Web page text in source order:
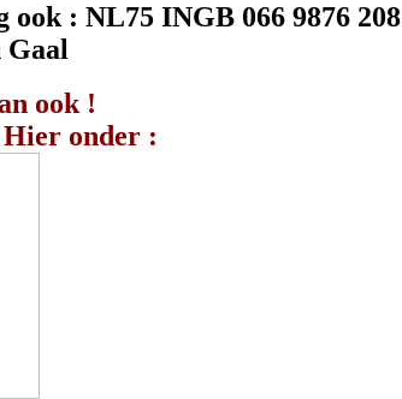
ook : NL75 INGB 066 9876 208
Gaal
ook !
onder :